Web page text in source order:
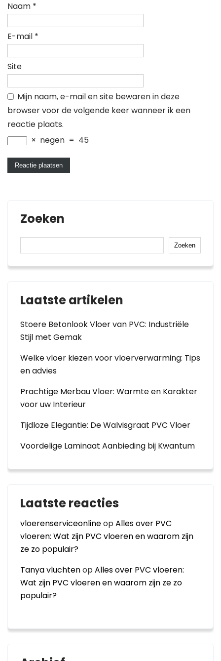
Naam *
E-mail *
Site
Mijn naam, e-mail en site bewaren in deze
browser voor de volgende keer wanneer ik een
reactie plaats.
× negen = 45
Zoeken
Zoeken
Laatste artikelen
Stoere Betonlook Vloer van PVC: Industriële
Stijl met Gemak
Welke vloer kiezen voor vloerverwarming: Tips
en advies
Prachtige Merbau Vloer: Warmte en Karakter
voor uw Interieur
Tijdloze Elegantie: De Walvisgraat PVC Vloer
Voordelige Laminaat Aanbieding bij Kwantum
Laatste reacties
vloerenserviceonlineopAlles over PVC
vloeren: Wat zijn PVC vloeren en waarom zijn
ze zo populair?
Tanya vluchtenopAlles over PVC vloeren:
Wat zijn PVC vloeren en waarom zijn ze zo
populair?